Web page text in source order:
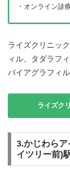
・オンライン診
ライズクリニッ
ィル、タダラフ
バイアグラフィ
ライズク
3.かじわら
イツリー前)